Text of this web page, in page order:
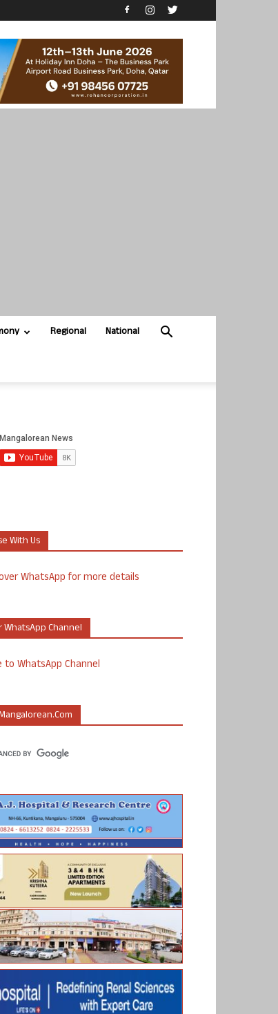
Regional National
With Us
WhatsApp for more details
WhatsApp Channel
to WhatsApp Channel